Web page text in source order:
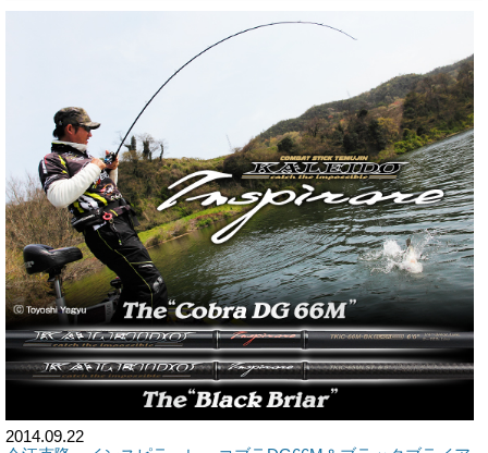
2014.09.22